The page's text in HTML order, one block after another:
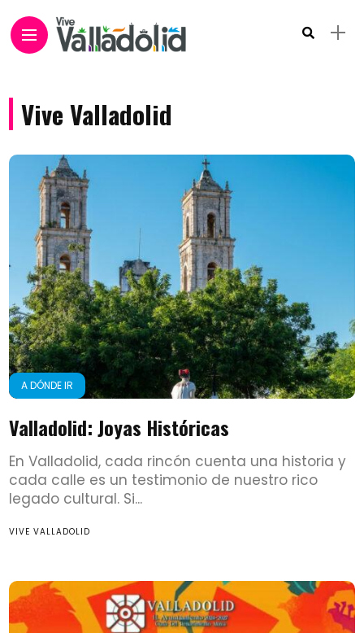
Vive Valladolid
A DÓNDE IR
Valladolid: Joyas Históricas
En Valladolid, cada rincón cuenta una historia y
cada calle es un testimonio de nuestro rico
legado cultural. Si...
VIVE VALLADOLID